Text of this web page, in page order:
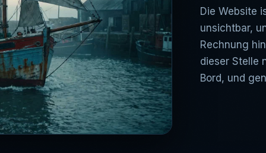
Die Website
unsichtbar,
Rechnung
dieser Stelle
Bord, und